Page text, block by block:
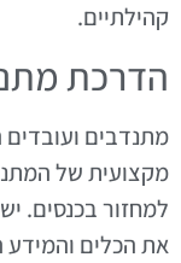
קהילתיים.
הדרכת
מתנדבים
מקצועית של
למחזור בכנסים.
את הכלים